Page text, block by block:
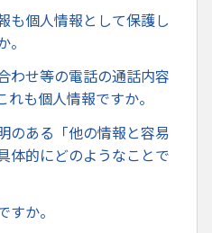
も個人情報として保護し
わせ等の電話の通話内容
も個人情報ですか。
のある「他の情報と容易
体的にどのようなことで
か。